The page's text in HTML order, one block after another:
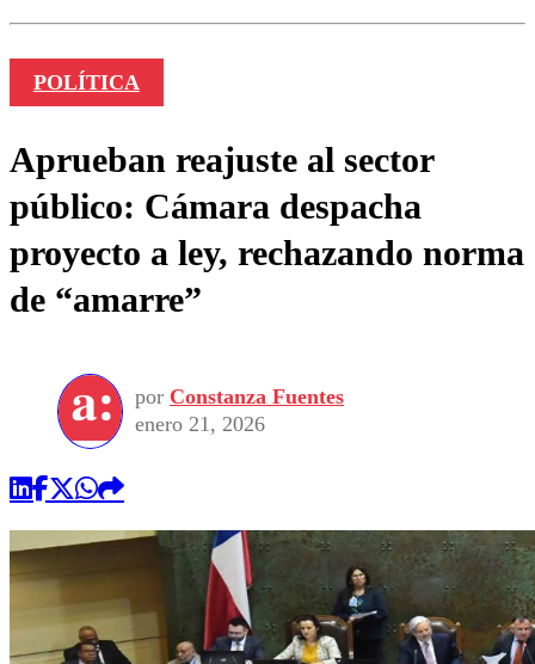
POLÍTICA
Aprueban reajuste al sector
público: Cámara despacha
proyecto a ley, rechazando norma
de “amarre”
por Constanza Fuentes
enero 21, 2026